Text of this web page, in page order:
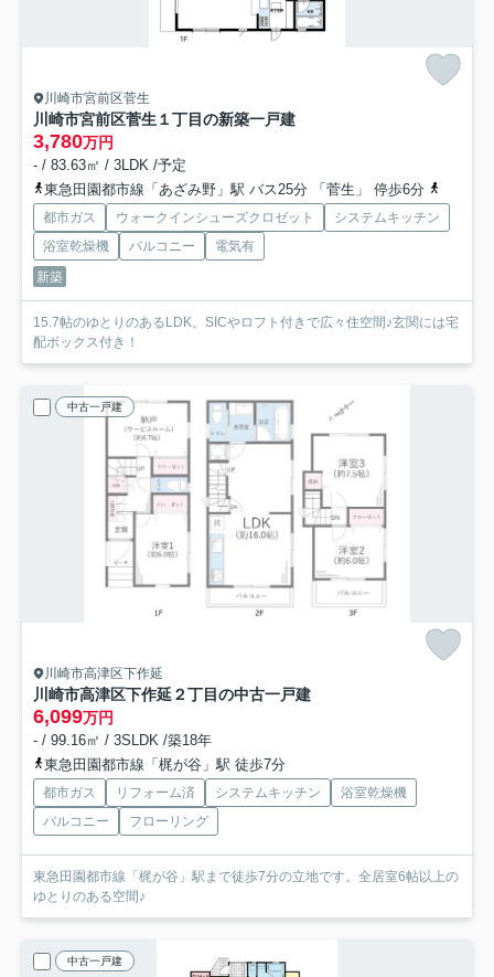
川崎市宮前区菅生
川崎市宮前区菅生１丁目の新築一戸建
3,780万円
- / 83.63㎡ / 3LDK /予定
東急田園都市線「あざみ野」駅 バス25分 「菅生」 停歩6分
都市ガス ウォークインシューズクロゼット
システムキッチン
浴室乾燥機
バルコニー
電気有
新築
15.7帖のゆとりのあるLDK。SICやロフト付きで広々住空間♪玄関には宅
配ボックス付き！
中古一戸建
川崎市高津区下作延
川崎市高津区下作延２丁目の中古一戸建
6,099万円
- / 99.16㎡ / 3SLDK /築18年
東急田園都市線「梶が谷」駅 徒歩7分
都市ガス リフォーム済 システムキッチン
浴室乾燥機
バルコニー
フローリング
東急田園都市線「梶が谷」駅まで徒歩7分の立地です。全居室6帖以上の
ゆとりのある空間♪
中古一戸建